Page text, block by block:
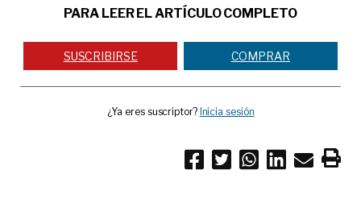
PARA LEER EL ARTÍCULO COMPLETO
SUSCRIBIRSE COMPRAR
¿Ya eres suscriptor? Inicia sesión